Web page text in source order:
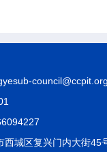
council@ccpit.org
西城区复兴门内大街45